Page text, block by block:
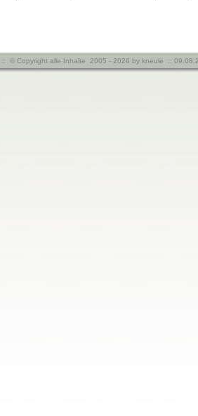
:: © Copyright alle Inhalte 2005 - 2026 by kneule ::